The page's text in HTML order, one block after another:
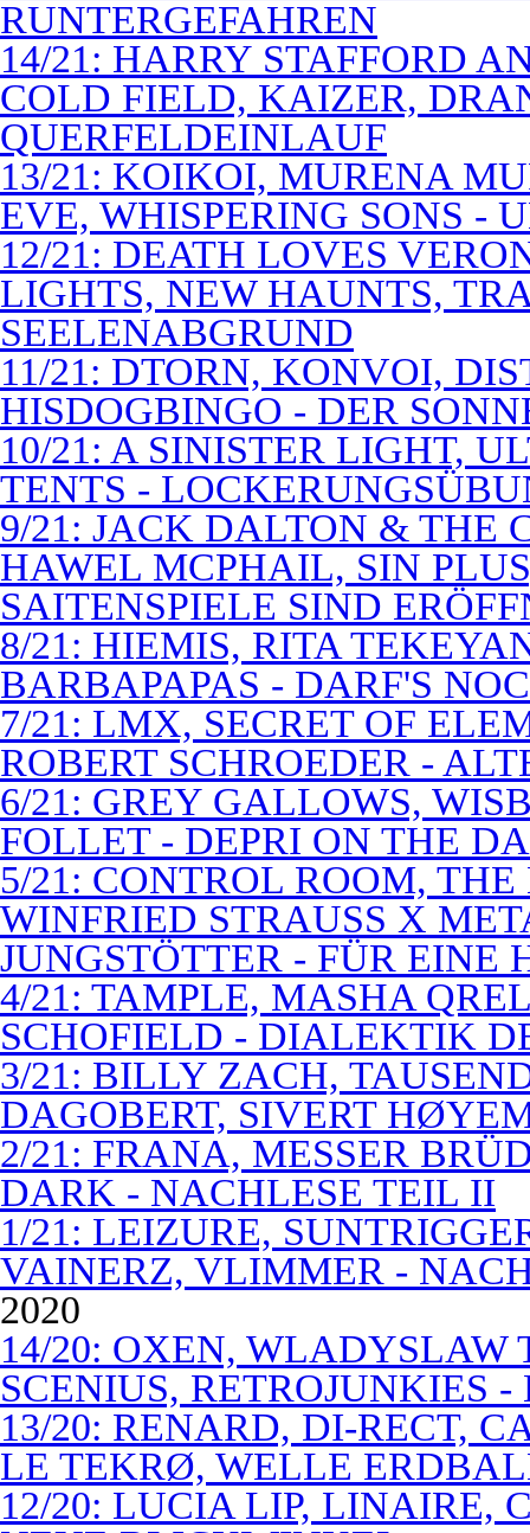
RUNTERGEFAHREN
14/21: HARRY STAFFORD
COLD FIELD, KAIZER,
QUERFELDEINLAUF
13/21: KOIKOI, MURENA
EVE, WHISPERING SONS -
12/21: DEATH LOVES
LIGHTS, NEW HAUNTS,
SEELENABGRUND
11/21: DTORN, KONVOI,
HISDOGBINGO - DER
10/21: A SINISTER LIGHT,
TENTS -
9/21: JACK DALTON & THE
HAWEL MCPHAIL, SIN
SAITENSPIELE SIND
8/21: HIEMIS, RITA
BARBAPAPAS - DARF'S
7/21: LMX, SECRET OF
ROBERT SCHROEDER -
6/21: GREY GALLOWS,
FOLLET - DEPRI ON THE
5/21: CONTROL ROOM,
WINFRIED STRAUSS X
JUNGSTÖTTER - FÜR EINE
4/21: TAMPLE, MASHA
SCHOFIELD - DIALEKTIK
3/21: BILLY ZACH,
DAGOBERT, SIVERT
2/21: FRANA, MESSER
DARK - NACHLESE TEIL II
1/21: LEIZURE,
VAINERZ, VLIMMER -
2020
14/20: OXEN, WLADYSLAW
SCENIUS, RETROJUNKIES
13/20: RENARD, DI-RECT,
LE TEKRØ, WELLE
12/20: LUCIA LIP, LINAIRE,